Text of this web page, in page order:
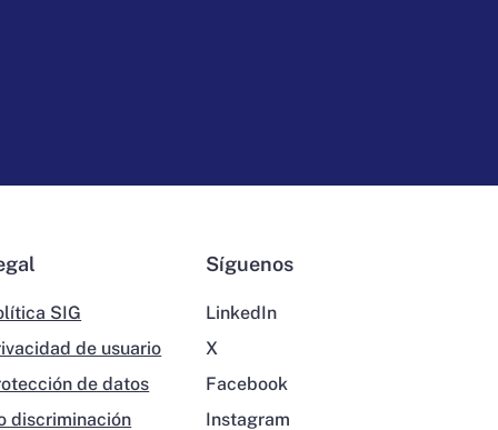
SIG
de usuario
de datos
discriminación
Síguenos
LinkedIn
X
Facebook
Instagram